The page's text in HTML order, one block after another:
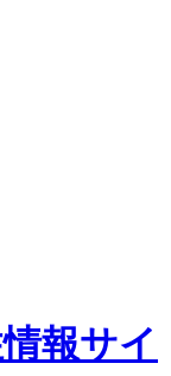
報サイ